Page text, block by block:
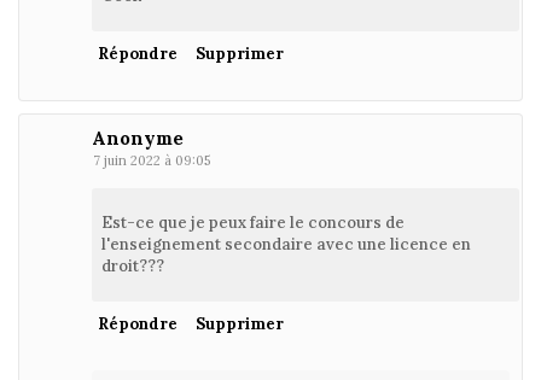
Répondre Supprimer
Anonyme
7 juin 2022 à 09:05
Est-ce que je peux faire le concours de
l'enseignement secondaire avec une licence en
droit???
Répondre Supprimer